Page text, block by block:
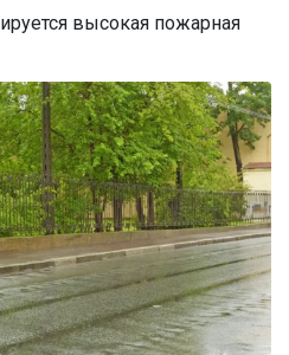
высокая пожарная